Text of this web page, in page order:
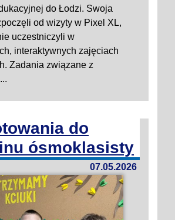
do Łodzi. Swoja
od wizyty w Pixel XL,
uczestniczyli w
interaktywnych zajęciach
Zadania związane z
do
ósmoklasisty
07.05.2026